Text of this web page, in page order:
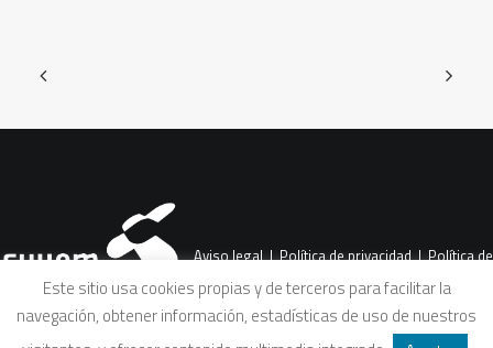
Aviso legal|Política de privacidad|Política de
Este sitio usa cookies propias y de terceros para facilitar la
navegación, obtener información, estadísticas de uso de nuestros